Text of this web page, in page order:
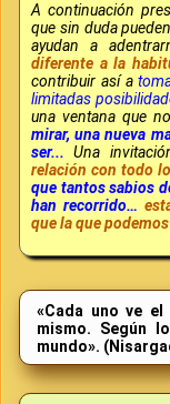
A continuación
que sin duda
ayudan a
diferente a la
contribuir así a
limitadas
una ventana que
mirar, una nueva
ser...Una
relación con todo
que tantos sabios
han recorrido…
que la que
«Cada uno ve
mismo. Según
mundo».